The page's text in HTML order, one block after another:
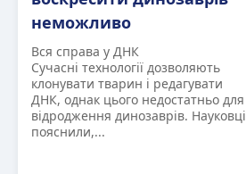
неможливо
Вся справа у ДНК
Сучасні технології дозволяють
клонувати тварин і редагувати
ДНК, однак цього недостатньо для
відродження динозаврів. Науковці
пояснили,...